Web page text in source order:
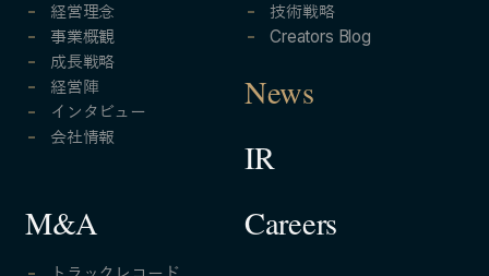
経営理念
事業概観
成長戦略
経営陣
インタビュー
会社情報
M&A
技術戦略
Creators Blog
News
IR
Careers